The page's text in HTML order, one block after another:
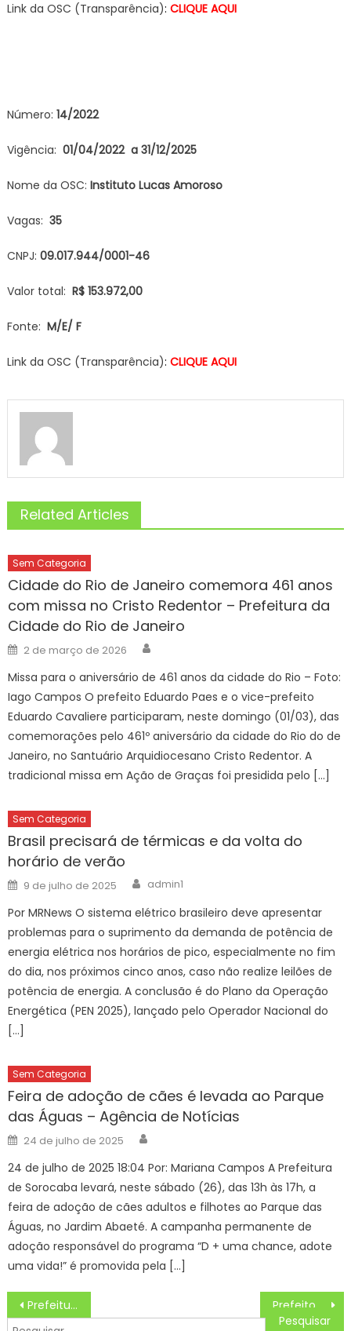
Link da OSC (Transparência): CLIQUE AQUI
Número: 14/2022
Vigência: 01/04/2022 a 31/12/2025
Nome da OSC: Instituto Lucas Amoroso
Vagas: 35
CNPJ: 09.017.944/0001-46
Valor total: R$ 153.972,00
Fonte: M/E/ F
Link da OSC (Transparência): CLIQUE AQUI
Related Articles
Sem Categoria
Cidade do Rio de Janeiro comemora 461 anos
com missa no Cristo Redentor – Prefeitura da
Cidade do Rio de Janeiro
Posted
on
2 de março de 2026
Missa para o aniversário de 461 anos da cidade do Rio – Foto:
Iago Campos O prefeito Eduardo Paes e o vice-prefeito
Eduardo Cavaliere participaram, neste domingo (01/03), das
comemorações pelo 461º aniversário da cidade do Rio do de
Janeiro, no Santuário Arquidiocesano Cristo Redentor. A
tradicional missa em Ação de Graças foi presidida pelo […]
Sem Categoria
Brasil precisará de térmicas e da volta do
horário de verão
Posted
on
9 de julho de 2025 Author
admin1
Por MRNews O sistema elétrico brasileiro deve apresentar
problemas para o suprimento da demanda de potência de
energia elétrica nos horários de pico, especialmente no fim
do dia, nos próximos cinco anos, caso não realize leilões de
potência de energia. A conclusão é do Plano da Operação
Energética (PEN 2025), lançado pelo Operador Nacional do
[…]
Sem Categoria
Feira de adoção de cães é levada ao Parque
das Águas – Agência de Notícias
Posted
on
24 de julho de 2025
24 de julho de 2025 18:04 Por: Mariana Campos A Prefeitura
de Sorocaba levará, neste sábado (26), das 13h às 17h, a
feira de adoção de cães adultos e filhotes ao Parque das
Águas, no Jardim Abaeté. A campanha permanente de
adoção responsável do programa “D + uma chance, adote
uma vida!” é promovida pela […]
Navegação
Prefeitura premia 100 alunos com viagens para Disney e Nasa – Prefeitura da Cidade do Rio de Janeiro
Pesquisar